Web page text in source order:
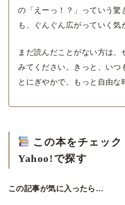
の「えーっ！？」っていう驚
も、ぐんぐん広がっていく気
まだ読んだことがない方は
みてください。きっと、いつ
とにぎやかで、もっと自由な
この本をチェック
Yahoo!で探す
この記事が気に入ったら…